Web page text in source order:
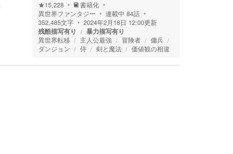
★15,228
書籍化
異世界ファンタジー
連載中 84話
352,485文字 2024年2月18日 12:00更新
残酷描写有り
暴力描写有り
異世界転移
主人公最強 冒険者
傭兵
ダンジョン
侍 剣と魔法 価値観の相違